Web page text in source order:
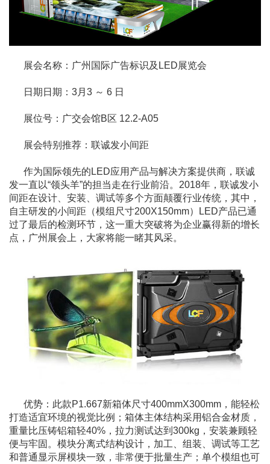
展会名称：广州国际广告标识及LED展览会
日期日期：3月3 ～ 6 日
展位号：广交会馆B区 12.2-A05
展会特别推荐：联诚发小间距
作为国际领先的LED应用产品与解决方案提供商，联诚
发一直以“领头羊”的担当走在行业前沿。2018年，联诚发小
间距在设计、安装、调试等多个方面颠覆行业传统，其中，
自主研发的小间距（模组尺寸200X150mm）LED产品已通
过了最后的检测环节，这一重大突破将为企业赢得新的增长
点，广州展会上，大家将能一睹其风采。
优势：此款P1.667新箱体尺寸400mmX300mm，能轻松
打造适宜环境的视觉比例；箱体主体结构采用铝合金材质，
重量比压铸铝箱轻40%，拉力测试达到300kg，安装兼顾轻
便与牢固。模块分离式结构设计，加工、组装、调试等工艺
和普通显示屏模块一致，非常便于批量生产；单个模组也可